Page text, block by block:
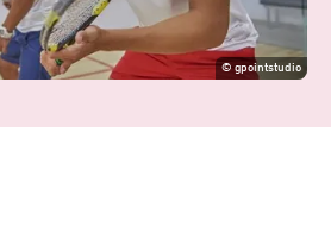
©gpointstudio